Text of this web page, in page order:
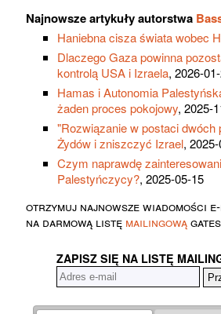
Najnowsze artykuły autorstwa
Haniebna cisza świata wobec
Dlaczego Gaza powinna
kontrolą USA i Izraela, 2026-
Hamas i Autonomia
żaden proces pokojowy, 2025-
"Rozwiązanie w postaci dwóch
Żydów i zniszczyć Izrael,
Czym naprawdę
Palestyńczycy?, 2025-05-15
otrzymuj najnowsze wiadomości e-
na darmową listę mailingową
ZAPISZ SIĘ NA LISTĘ